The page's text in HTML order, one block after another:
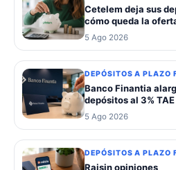
Cetelem deja sus
cómo queda la
5 Ago 2026
DEPÓSITOS A PLAZO
Banco Finantia
depósitos al 3%
5 Ago 2026
DEPÓSITOS A PLAZO
Raisin opiniones